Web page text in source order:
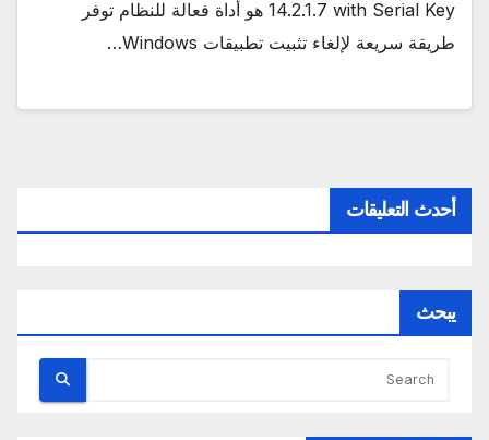
14.2.1.7 with Serial Key هو أداة فعالة للنظام توفر
طريقة سريعة لإلغاء تثبيت تطبيقات Windows…
أحدث التعليقات
يبحث